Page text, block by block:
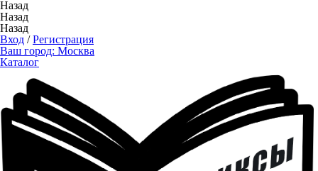
Назад
Назад
Назад
Вход /Регистрация
Ваш город: Москва
Каталог